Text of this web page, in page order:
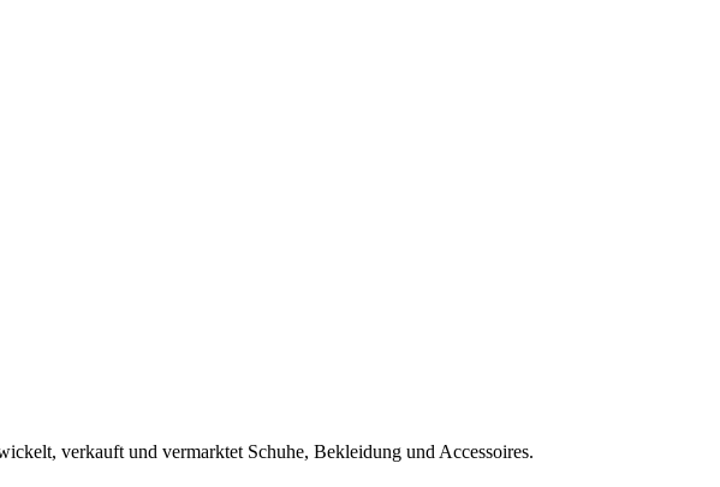
verkauft und vermarktet Schuhe, Bekleidung und Accessoires.